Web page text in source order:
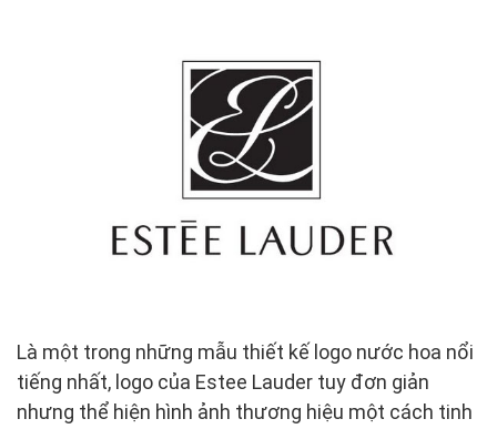
Là một trong những mẫu thiết kế logo nước hoa nổi
tiếng nhất, logo của Estee Lauder tuy đơn giản
nhưng thể hiện hình ảnh thương hiệu một cách tinh